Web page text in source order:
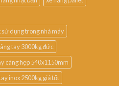
sử dụng trong nhà máy
tay 3000kg đức
càng hẹp 540x1150mm
inox 2500kg giá tốt